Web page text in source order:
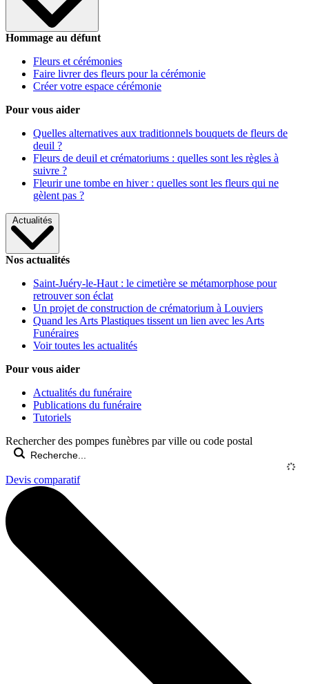
Hommage au défunt
Fleurs et cérémonies
Faire livrer des fleurs pour la cérémonie
Créer votre espace cérémonie
Pour vous aider
Quelles alternatives aux traditionnels bouquets de fleurs de
deuil ?
Fleurs de deuil et crématoriums : quelles sont les règles à
suivre ?
Fleurir une tombe en hiver : quelles sont les fleurs qui ne
gèlent pas ?
Actualités
Nos actualités
Saint-Juéry-le-Haut : le cimetière se métamorphose pour
retrouver son éclat
Un projet de construction de crématorium à Louviers
Quand les Arts Plastiques tissent un lien avec les Arts
Funéraires
Voir toutes les actualités
Pour vous aider
Actualités du funéraire
Publications du funéraire
Tutoriels
Rechercher des pompes funèbres par ville ou code postal
Devis comparatif